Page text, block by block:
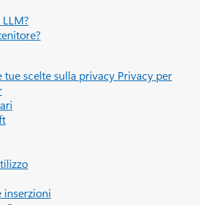
tue scelte sulla privacy Privacy per
inserzioni